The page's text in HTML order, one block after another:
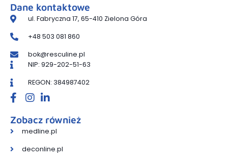
Dane kontaktowe
ul. Fabryczna 17, 65-410 Zielona Góra
+48 503 081 860
bok@resculine.pl
NIP: 929-202-51-63
REGON: 384987402
Zobacz również
medline.pl
deconline.pl